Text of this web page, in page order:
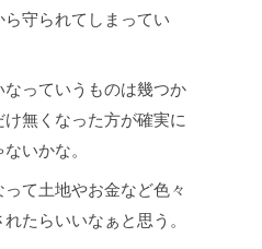
守られてしまってい
っていうものは幾つか
無くなった方が確実に
いかな。
て土地やお金など色々
たらいいなぁと思う。